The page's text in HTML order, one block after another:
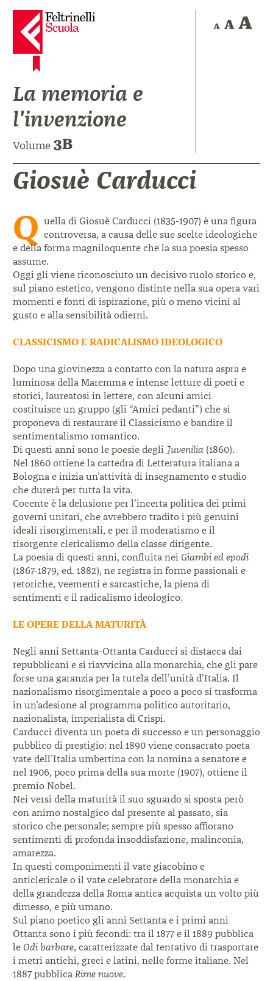
La memoria e
l'invenzione
Volume 3B
Giosuè Carducci
Q uella di Giosuè Carducci (1835-1907) è una figura
controversa, a causa delle sue scelte ideologiche
e della forma magniloquente che la sua poesia spesso
assume.
Oggi gli viene riconosciuto un decisivo ruolo storico e,
sul piano estetico, vengono distinte nella sua opera vari
momenti e fonti di ispirazione, più o meno vicini al
gusto e alla sensibilità odierni.
CLASSICISMO E RADICALISMO IDEOLOGICO
Dopo una giovinezza a contatto con la natura aspra e
luminosa della Maremma e intense letture di poeti e
storici, laureatosi in lettere, con alcuni amici
costituisce un gruppo (gli “Amici pedanti”) che si
proponeva di restaurare il Classicismo e bandire il
sentimentalismo romantico.
Di questi anni sono le poesie degli Juvenilia (1860).
Nel 1860 ottiene la cattedra di Letteratura italiana a
Bologna e inizia un’attività di insegnamento e studio
che durerà per tutta la vita.
Cocente è la delusione per l’incerta politica dei primi
governi unitari, che avrebbero tradito i più genuini
ideali risorgimentali, e per il moderatismo e il
risorgente clericalismo della classe dirigente.
La poesia di questi anni, confluita nei Giambi ed epodi
(1867-1879, ed. 1882), ne registra in forme passionali e
retoriche, veementi e sarcastiche, la piena di
sentimenti e il radicalismo ideologico.
LE OPERE DELLA MATURITÀ
Negli anni Settanta-Ottanta Carducci si distacca dai
repubblicani e si riavvicina alla monarchia, che gli pare
forse una garanzia per la tutela dell’unità d’Italia. Il
nazionalismo risorgimentale a poco a poco si trasforma
in un’adesione al programma politico autoritario,
nazionalista, imperialista di Crispi.
Carducci diventa un poeta di successo e un personaggio
pubblico di prestigio: nel 1890 viene consacrato poeta
vate dell’Italia umbertina con la nomina a senatore e
nel 1906, poco prima della sua morte (1907), ottiene il
premio Nobel.
Nei versi della maturità il suo sguardo si sposta però
con animo nostalgico dal presente al passato, sia
storico che personale; sempre più spesso affiorano
sentimenti di profonda insoddisfazione, malinconia,
amarezza.
In questi componimenti il vate giacobino e
anticlericale o il vate celebratore della monarchia e
della grandezza della Roma antica acquista un volto più
dimesso, e più umano.
Sul piano poetico gli anni Settanta e i primi anni
Ottanta sono i più fecondi: tra il 1877 e il 1889 pubblica
le Odi barbare, caratterizzate dal tentativo di trasportare
i metri antichi, greci e latini, nelle forme italiane. Nel
1887 pubblica Rime nuove.